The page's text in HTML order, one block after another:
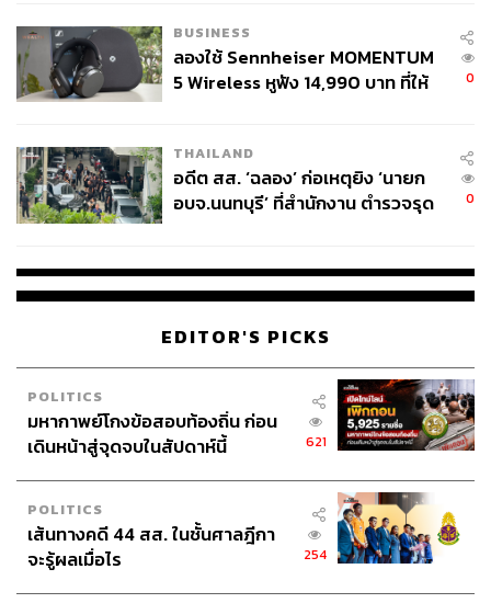
BUSINESS
ลองใช้ Sennheiser MOMENTUM
5 Wireless หูฟัง 14,990 บาท ที่ให้
0
THAILAND
อดีต สส. ‘ฉลอง’ ก่อเหตุยิง ‘นายก
อบจ.นนทบุรี’ ที่สำนักงาน ตำรวจรุด
0
EDITOR'S PICKS
POLITICS
มหากาพย์โกงข้อสอบท้องถิ่น ก่อน
เดินหน้าสู่จุดจบในสัปดาห์นี้
621
POLITICS
เส้นทางคดี 44 สส. ในชั้นศาลฎีกา
จะรู้ผลเมื่อไร
254